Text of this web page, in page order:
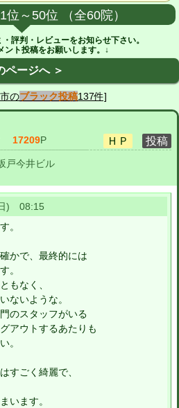
～50位 （全60院）
評判・レビューをお知らせ下さい。
ント投稿をお願いします。↓
ページへ ＞
のブラック投稿137件]
17209P
戸今井ビル
) 08:15
。
かで、最終的には
。
もなく、
ないような。
のスタッフがいる
アウトするあたりも
。
すごく綺麗で、
います。